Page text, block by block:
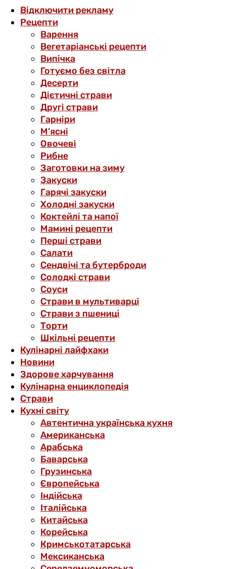
Відключити рекламу
Рецепти
Варення
Вегетаріанські рецепти
Випічка
Готуємо без світла
Десерти
Дієтичні страви
Другі страви
Гарніри
М’ясні
Овочеві
Рибне
Заготовки на зиму
Закуски
Гарячі закуски
Холодні закуски
Коктейлі та напої
Мамині рецепти
Перші страви
Салати
Сендвічі та бутерброди
Солодкі страви
Соуси
Страви в мультиварці
Страви з пшениці
Торти
Шкільні рецепти
Кулінарні лайфхаки
Новини
Здорове харчування
Кулінарна енциклопедія
Страви
Кухні світу
Автентична українська кухня
Американська
Арабська
Баварська
Грузинська
Європейська
Індійська
Італійська
Китайська
Корейська
Кримськотатарська
Мексиканська